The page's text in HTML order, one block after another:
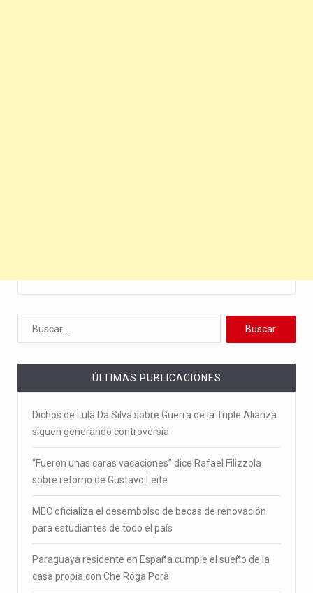
ÚLTIMAS PUBLICACIONES
Dichos de Lula Da Silva sobre Guerra de la Triple Alianza
siguen generando controversia
“Fueron unas caras vacaciones” dice Rafael Filizzola
sobre retorno de Gustavo Leite
MEC oficializa el desembolso de becas de renovación
para estudiantes de todo el país
Paraguaya residente en España cumple el sueño de la
casa propia con Che Róga Porã